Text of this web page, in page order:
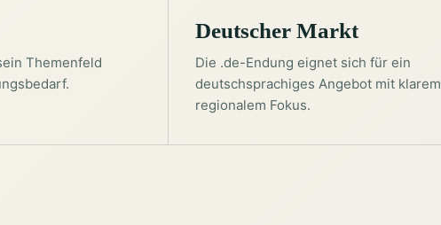
Themenfeld
Deutscher Markt
Die .de-Endung eignet sich für ein
deutschsprachiges Angebot mit klarem
regionalem Fokus.